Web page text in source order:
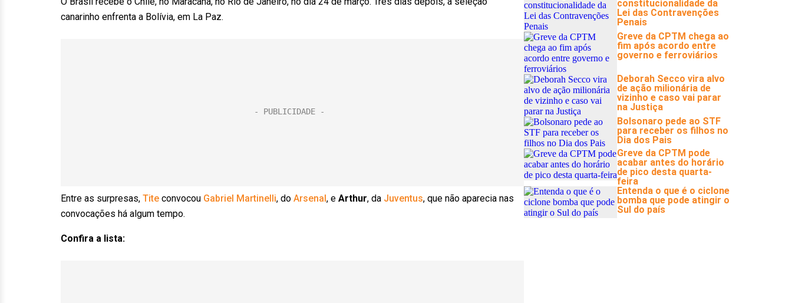
canarinho enfrenta a Bolívia, em La Paz.
Entre as surpresas, Tite convocou Gabriel Martinelli, do Arsenal, e Arthur, da Juventus, que não aparecia nas
convocações há algum tempo.
Confira a lista: